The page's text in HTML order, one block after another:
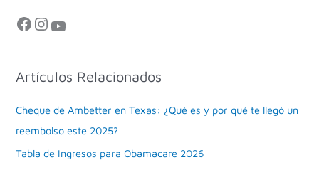
Artículos Relacionados
Cheque de Ambetter en Texas: ¿Qué es y por qué te llegó un
reembolso este 2025?
Tabla de Ingresos para Obamacare 2026